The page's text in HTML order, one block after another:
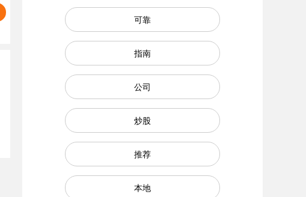
可靠
指南
公司
炒股
推荐
本地